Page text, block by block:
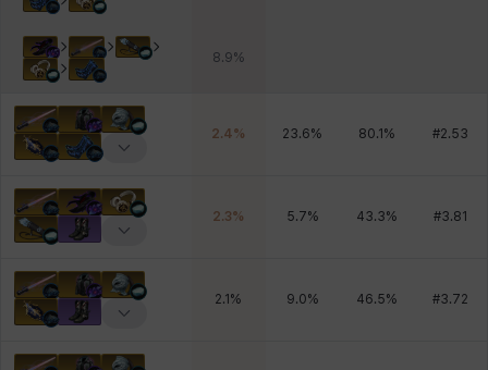
8.9%
2.4% 23.6% 80.1 % #2.53
2.3% 5.7% 43.3% #3.81
2.1 % 9.0% 46.5% #3.72